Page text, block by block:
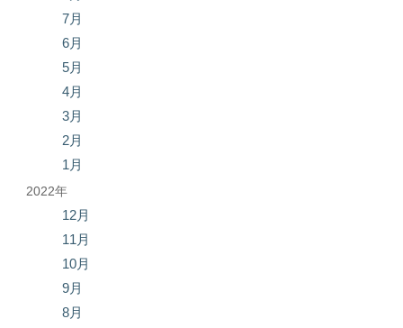
7月
6月
5月
4月
3月
2月
1月
2022年
12月
11月
10月
9月
8月